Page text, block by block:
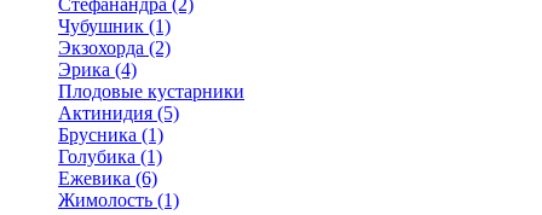
Стефанандра (2)
Чубушник (1)
Экзохорда (2)
Эрика (4)
Плодовые кустарники
Актинидия (5)
Брусника (1)
Голубика (1)
Ежевика (6)
Жимолость (1)